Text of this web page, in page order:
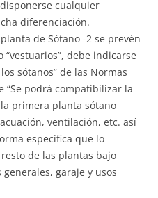
cualquier
diferenciación.
de Sótano -2 se prevén
“vestuarios”, debe indicarse
sótanos” de las Normas
“Se podrá compatibilizar la
primera planta sótano
ventilación, etc. así
específica que lo
de las plantas bajo
garaje y usos